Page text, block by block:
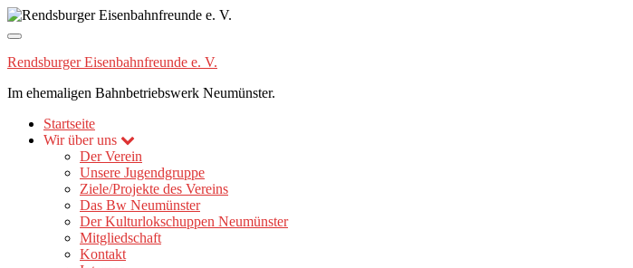
Navigation
umschalten
Rendsburger Eisenbahnfreunde e. V.
Im ehemaligen Bahnbetriebswerk Neumünster.
Startseite
Wir über uns
Der Verein
Unsere Jugendgruppe
Ziele/Projekte des Vereins
Das Bw Neumünster
Der Kulturlokschuppen Neumünster
Mitgliedschaft
Kontakt